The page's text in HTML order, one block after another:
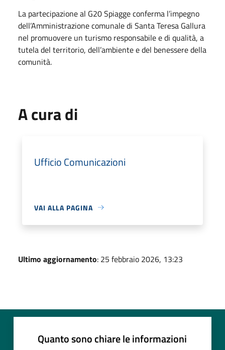
La partecipazione al G20 Spiagge conferma l’impegno
dell’Amministrazione comunale di Santa Teresa Gallura
nel promuovere un turismo responsabile e di qualità, a
tutela del territorio, dell’ambiente e del benessere della
comunità.
A cura di
Ufficio Comunicazioni
VAI ALLA PAGINA
Ultimo aggiornamento: 25 febbraio 2026, 13:23
Quanto sono chiare le informazioni